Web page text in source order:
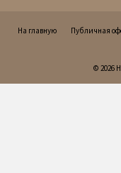
На главную Публичная
© 2026